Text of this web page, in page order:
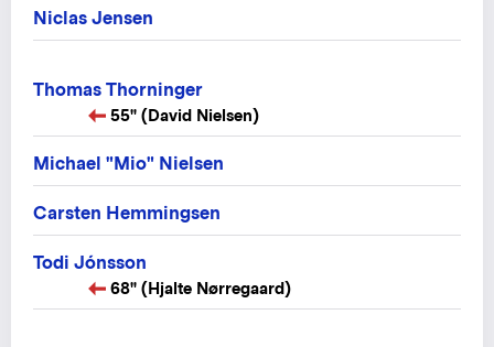
Niclas Jensen
Thomas Thorninger
55" (David Nielsen)
Michael "Mio" Nielsen
Carsten Hemmingsen
Todi Jónsson
68" (Hjalte Nørregaard)